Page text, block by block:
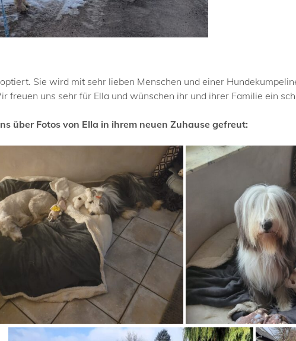
Sie wird mit sehr lieben Menschen und einer
freuen uns sehr für Ella und wünschen ihr und ihrer Familie ein
über Fotos von Ella in ihrem neuen Zuhause gefreut: